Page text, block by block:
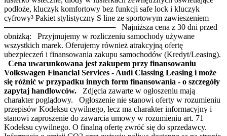
podłoże, kluczyk komfortowy bez funkcji safe lock i kluczyk
cyfrowy³ Pakiet stylistyczny S line ze sportowym zawieszeniem
──────────────────── Najniższa cena z 30 dni przed
obniżką: Przyjmujemy w rozliczeniu samochody używane
wszystkich marek. Oferujemy również atrakcyjną ofertę
ubezpieczeń i finansowania zakupu samochodów (Kredyt/Leasing).
Cena uwarunkowana jest zakupem przy finansowaniu
Volkswagen Financial Services - Audi Classing Leasing i może
się różnić w przypadku innych form finansowania - o szczegóły
zapytaj handlowców. Zdjęcia zawarte w ogłoszeniu mają
charakter poglądowy. Ogłoszenie nie stanowi oferty w rozumieniu
przepisów Kodeksu cywilnego, lecz ma charakter informacyjny i
stanowi zaproszenie do zawarcia umowy w rozumieniu art. 71
Kodeksu cywilnego. O finalną ofertę zwróć się do sprzedawcy.